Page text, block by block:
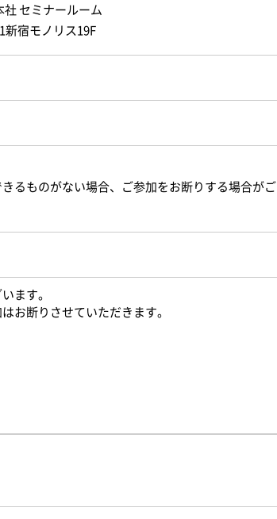
セミナールーム
宿モノリス19F
るものがない場合、ご参加をお断りする場合がご
ます。
お断りさせていただきます。